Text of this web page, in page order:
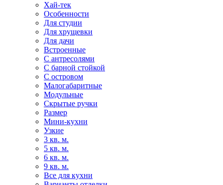
Хай-тек
Особенности
Для студии
Для хрущевки
Для дачи
Встроенные
С антресолями
С барной стойкой
С островом
Малогабаритные
Модульные
Скрытые ручки
Размер
Мини-кухни
Узкие
3 кв. м.
5 кв. м.
6 кв. м.
9 кв. м.
Все для кухни